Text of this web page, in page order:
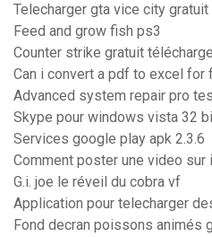
Telecharger gta vice city gratuit
Feed and grow fish ps3
Counter strike gratuit
Can i convert a pdf to excel for
Advanced system repair pro
Skype pour windows vista 32
Services google play apk 2.3.6
Comment poster une video sur
G.i. joe le réveil du cobra vf
Application pour telecharger
Fond decran poissons animés